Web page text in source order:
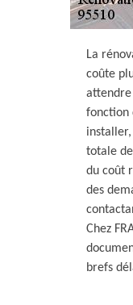
La
coûte
attendre
fonction
totale
du coût
des
Chez
brefs